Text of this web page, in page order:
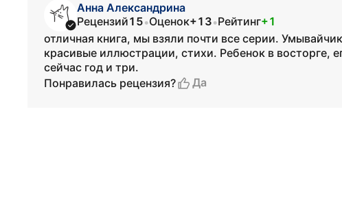
Анна Александрина
Рецензий15•Оценок+13•Рейтинг+1
отличная книга, мы взяли почти все серии.
красивые иллюстрации, стихи. Ребенок в восторге,
сейчас год и три.
Понравилась рецензия?
Да